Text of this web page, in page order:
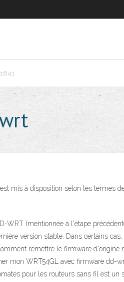
mis à disposition selon les termes
WRT (mentionnée à l'étape
version stable. Dans certains
remettre le firmware d'origine
mon WRT54GL avec firmware dd-
pour les routeurs sans fil est un